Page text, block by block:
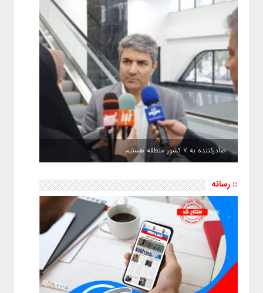
صادرکننده به ۷ کشور منطقه هستیم
:: رسانه